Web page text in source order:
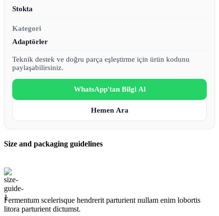
Stokta
Kategori
Adaptörler
Teknik destek ve doğru parça eşleştirme için ürün kodunu
paylaşabilirsiniz.
WhatsApp'tan Bilgi Al
Hemen Ara
Size and packaging guidelines
Fermentum scelerisque hendrerit parturient nullam enim lobortis
litora parturient dictumst.